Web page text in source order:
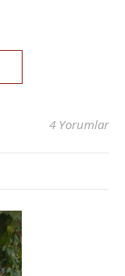
4 Yorumlar